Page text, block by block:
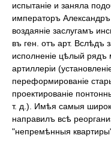
испытаніе и заняла
императоръ
воздаяніе заслугамъ
въ ген. отъ арт. Вслѣдъ
исполненіе цѣлый рядъ
артиллеріи
переформированіе
проектированіе
т. д.). Имѣя самыя
направилъ всѣ
"непремѣнныя